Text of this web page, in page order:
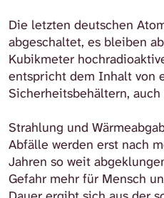
Die letzten deutschen
abgeschaltet, es bleiben
Kubikmeter
entspricht dem Inhalt von
Sicherheitsbehältern,
Strahlung und
Abfälle werden erst nach
Jahren so weit
Gefahr mehr für Mensch